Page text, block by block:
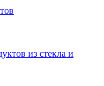
из стекла и